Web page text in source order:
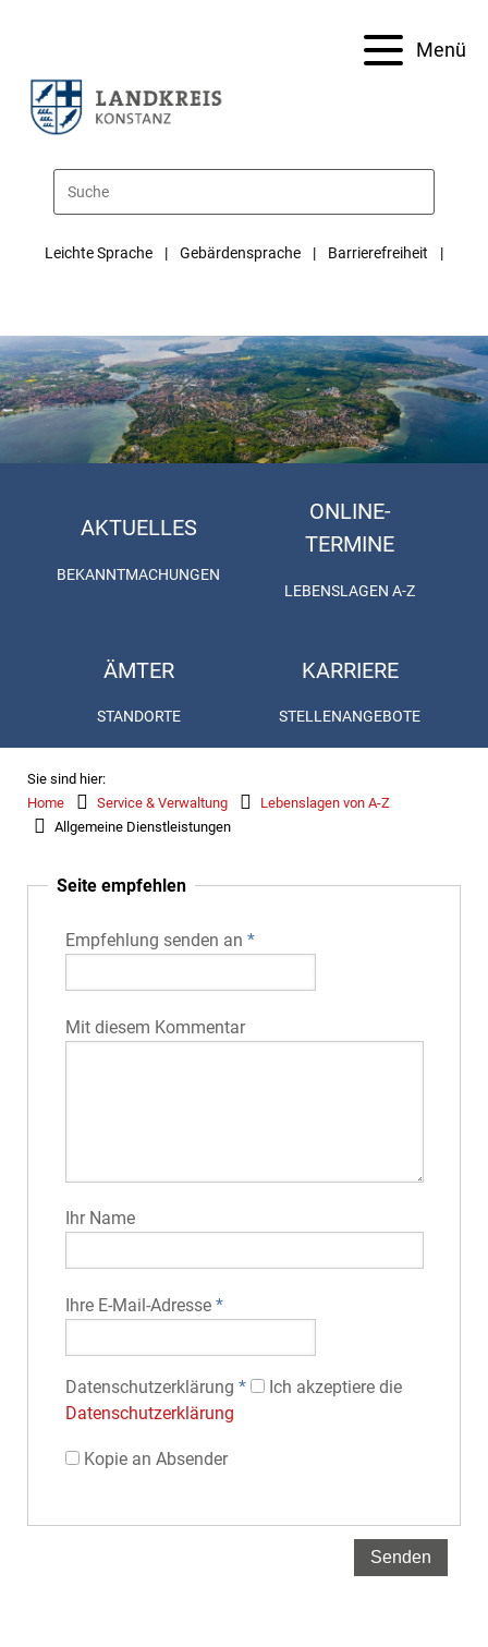
Menü
Leichte Sprache Gebärdensprache Barrierefreiheit
AKTUELLES
BEKANNTMACHUNGEN
ONLINE-
TERMINE
LEBENSLAGEN A-Z
ÄMTER
STANDORTE
KARRIERE
STELLENANGEBOTE
Sie sind hier:
Home
Service & Verwaltung
Lebenslagen von A-Z
Allgemeine Dienstleistungen
Seite empfehlen
Empfehlung senden an *
Mit diesem Kommentar
Ihr Name
Ihre E-Mail-Adresse*
Datenschutz­erklärung *
Ich akzeptiere die
Datenschutz­erklärung
Kopie an Absender